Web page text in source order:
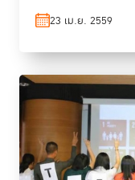
23 เม.ย. 2559